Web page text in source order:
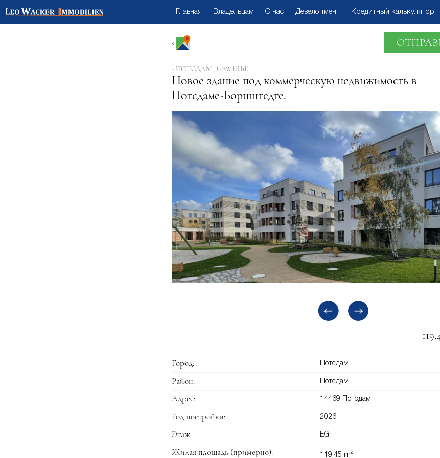
Главная Владельцам О нас Девелопмент Кредитный калькулятор
- ПОТСДАМ , GEWERBE
Новое здание под коммерческую недвижимость в
Потсдаме-Борнштедте.
Город: Потсдам
Район: Потсдам
Адрес: 14469 Потсдам
Год постройки: 2026
Этаж: EG
Жилая площадь (примерно): 119,45 m2